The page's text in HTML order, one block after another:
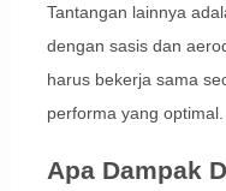
Tantangan lainnya
dengan sasis dan
harus bekerja sama
performa yang optimal.
Apa Dampak